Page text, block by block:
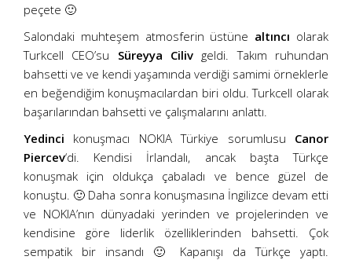
peçete 🙂
Salondaki muhteşem atmosferin üstüne altıncı olarak
Turkcell CEO’su Süreyya Ciliv geldi. Takım ruhundan
bahsetti ve ve kendi yaşamında verdiği samimi örneklerle
en beğendiğim konuşmacılardan biri oldu. Turkcell olarak
başarılarından bahsetti ve çalışmalarını anlattı.
Yedinci konuşmacı NOKIA Türkiye sorumlusu Canor
Piercev‘di. Kendisi İrlandalı, ancak başta Türkçe
konuşmak için oldukça çabaladı ve bence güzel de
konuştu. 🙂 Daha sonra konuşmasına İngilizce devam etti
ve NOKIA’nın dünyadaki yerinden ve projelerinden ve
kendisine göre liderlik özelliklerinden bahsetti. Çok
sempatik bir insandı 🙂 Kapanışı da Türkçe yaptı.